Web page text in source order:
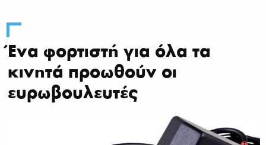
Ένα φορτιστή για όλα τα
κινητά προωθούν οι
ευρωβουλευτές